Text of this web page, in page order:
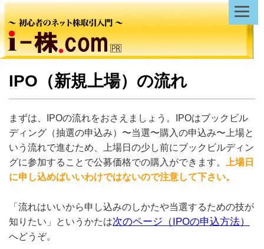
IPO（新規上場）の流れ
まずは、IPOの流れをおさえましょう。IPOはブックビル
ディング（抽選の申込み）〜当選〜購入の申込み〜上場と
いう流れで進むため、上場日の少し前にブックビルディン
グに参加することで公募価格での購入ができます。
上場日
に申し込めばいいわけではないので注意して下さい。
「流れはいいから申し込みのしかたや当選するための技が
知りたい」というかたは次のページ（IPOの申込方法）
へどうぞ。